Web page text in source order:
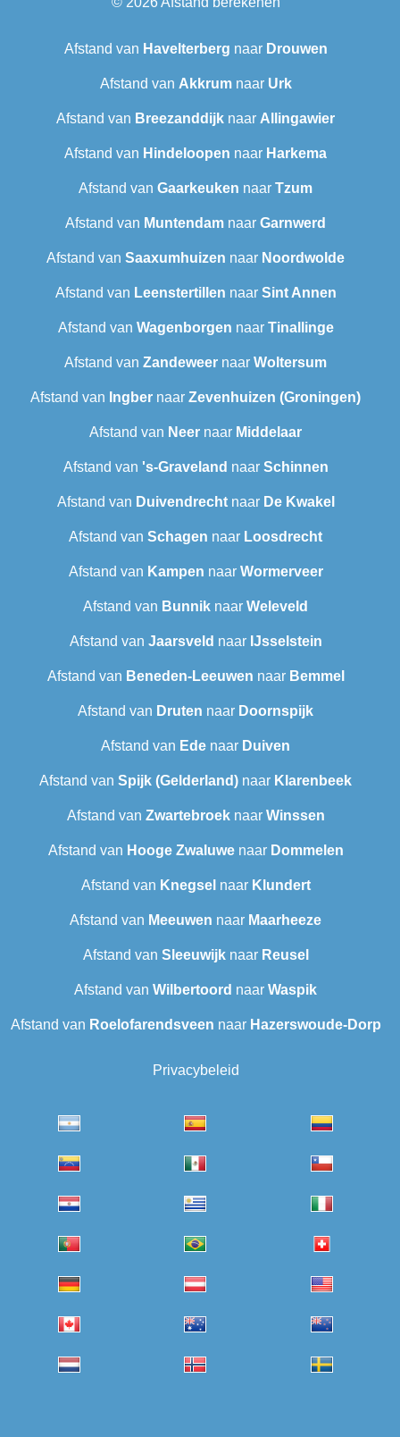
Afstand van Havelterberg naar Drouwen
Afstand van Akkrumnaar Urk
Afstand van Breezanddijk naar Allingawier
Afstand van Hindeloopen naar Harkema
Afstand van Gaarkeuken naar Tzum
Afstand van Muntendam naar Garnwerd
Afstand van Saaxumhuizen naar Noordwolde
Afstand van Leenstertillen‎ naar Sint Annen
Afstand van Wagenborgen naar Tinallinge
Afstand van Zandeweer naar Woltersum
Afstand van Ingber naar Zevenhuizen (Groningen)
Afstand van Neer naar Middelaar
Afstand van 's-Graveland naar Schinnen
Afstand van Duivendrechtnaar De Kwakel
Afstand van Schagen naar Loosdrecht
Afstand van Kampen naar Wormerveer
Afstand van Bunnik naar Weleveld
Afstand van Jaarsveld naar IJsselstein
Afstand van Beneden-Leeuwen naar Bemmel
Afstand van Druten naar Doornspijk
Afstand van Ede naar Duiven
Afstand van Spijk (Gelderland) naar Klarenbeek
Afstand van Zwartebroeknaar Winssen
Afstand van Hooge Zwaluwenaar Dommelen
Afstand van Knegsel naar Klundert
Afstand van Meeuwen naar Maarheeze
Afstand van Sleeuwijknaar Reusel
Afstand van Wilbertoord naar Waspik
Afstand van Roelofarendsveen naar Hazerswoude-Dorp
Privacybeleid